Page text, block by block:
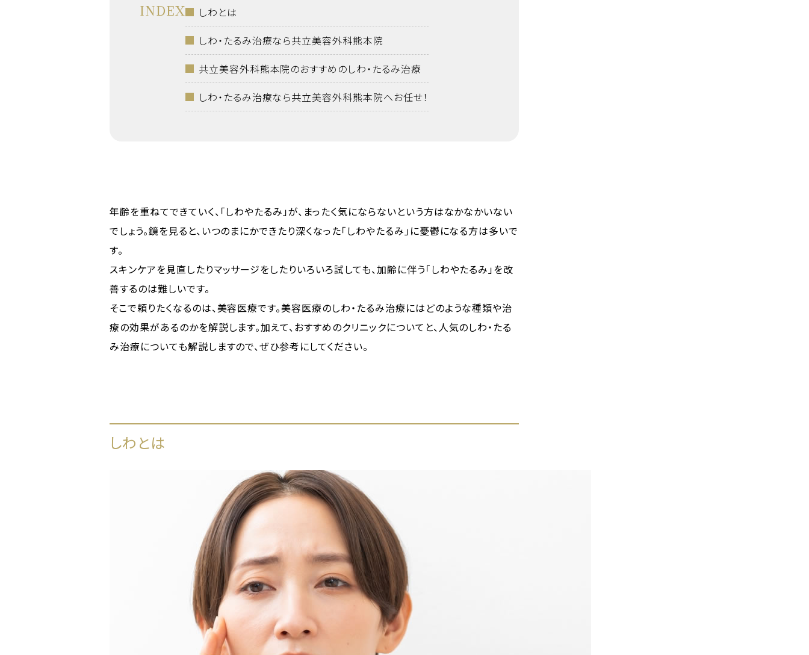
INDEX
しわとは
しわ・たるみ治療なら共立美容外科熊本院
共立美容外科熊本院のおすすめのしわ・たるみ治療
しわ・たるみ治療なら共立美容外科熊本院へお任せ！
年齢を重ねてできていく、「しわやたるみ」が、まったく気にならないという方はなかなかいない
でしょう。鏡を見ると、いつのまにかできたり深くなった「しわやたるみ」に憂鬱になる方は多いで
す。
スキンケアを見直したりマッサージをしたりいろいろ試しても、加齢に伴う「しわやたるみ」を改
善するのは難しいです。
そこで頼りたくなるのは、美容医療です。美容医療のしわ・たるみ治療にはどのような種類や治
療の効果があるのかを解説します。加えて、おすすめのクリニックについてと、人気のしわ・たる
み治療についても解説しますので、ぜひ参考にしてください。
しわとは